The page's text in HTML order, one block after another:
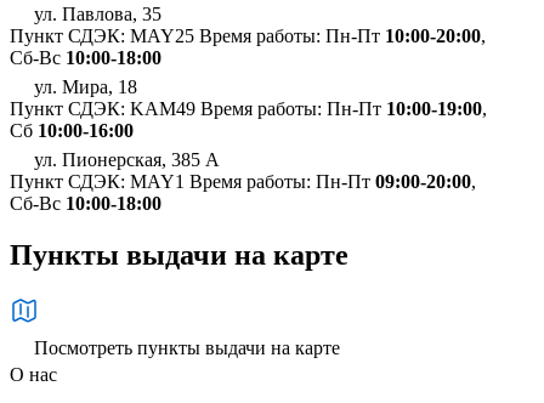
ул. Павлова, 35
Пункт СДЭК: MAY25 Время работы: Пн-Пт 10:00-20:00,
Сб-Вс 10:00-18:00
ул. Мира, 18
Пункт СДЭК: KAM49 Время работы: Пн-Пт 10:00-19:00,
Сб 10:00-16:00
ул. Пионерская, 385 А
Пункт СДЭК: MAY1 Время работы: Пн-Пт 09:00-20:00,
Сб-Вс 10:00-18:00
Пункты выдачи на карте
Посмотреть пункты выдачи на карте
О нас